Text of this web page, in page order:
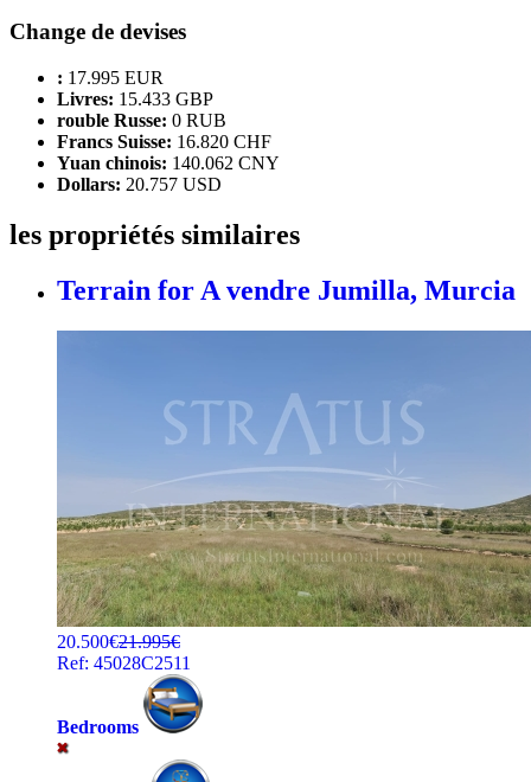
Change de devises
: 17.995 EUR
Livres: 15.433 GBP
rouble Russe: 0 RUB
Francs Suisse: 16.820 CHF
Yuan chinois: 140.062 CNY
Dollars: 20.757 USD
les propriétés similaires
Terrain for A vendre Jumilla, Murcia
20.500€21.995€
Ref: 45028C2511
Bedrooms